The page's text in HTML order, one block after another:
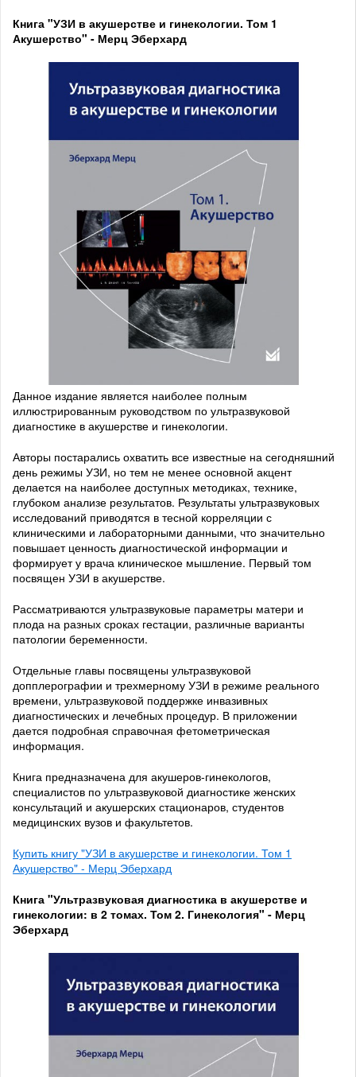
Книга "УЗИ в акушерстве и гинекологии. Том 1
Акушерство" - Мерц Эберхард
Данное издание является наиболее полным
иллюстрированным руководством по ультразвуковой
диагностике в акушерстве и гинекологии.
Авторы постарались охватить все известные на сегодняшний
день режимы УЗИ, но тем не менее основной акцент
делается на наиболее доступных методиках, технике,
глубоком анализе результатов. Результаты ультразвуковых
исследований приводятся в тесной корреляции с
клиническими и лабораторными данными, что значительно
повышает ценность диагностической информации и
формирует у врача клиническое мышление. Первый том
посвящен УЗИ в акушерстве.
Рассматриваются ультразвуковые параметры матери и
плода на разных сроках гестации, различные варианты
патологии беременности.
Отдельные главы посвящены ультразвуковой
допплерографии и трехмерному УЗИ в режиме реального
времени, ультразвуковой поддержке инвазивных
диагностических и лечебных процедур. В приложении
дается подробная справочная фетометрическая
информация.
Книга предназначена для акушеров-гинекологов,
специалистов по ультразвуковой диагностике женских
консультаций и акушерских стационаров, студентов
медицинских вузов и факультетов.
Купить книгу "УЗИ в акушерстве и гинекологии. Том 1
Акушерство" - Мерц Эберхард
Книга "Ультразвуковая диагностика в акушерстве и
гинекологии: в 2 томах. Том 2. Гинекология" - Мерц
Эберхард